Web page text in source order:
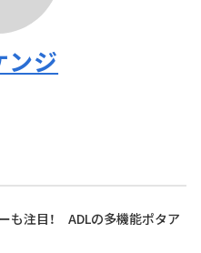
ンジ
も注目！ ADLの多機能ポタア